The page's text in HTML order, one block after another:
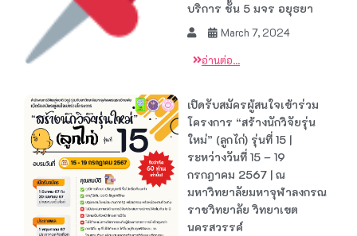
บริการ ชั้น 5 มจร อยุธยา
March 7, 2024
อ่านต่อ...
เปิดรับสมัครผู้สนใจเข้าร่วม
โครงการ “สร้างนักวิจัยรุ่น
ใหม่” (ลูกไก่) รุ่นที่ 15 |
ระหว่างวันที่ 15 – 19
กรกฎาคม 2567 | ณ
มหาวิทยาลัยมหาจุฬาลงกรณ
ราชวิทยาลัย วิทยาเขต
นครสวรรค์